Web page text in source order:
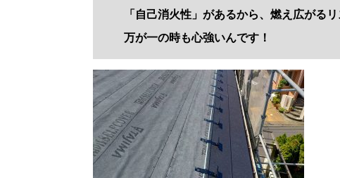
「⾃⼰消火性」があるから、燃え広がるリ
万が⼀の時も⼼強いんです！